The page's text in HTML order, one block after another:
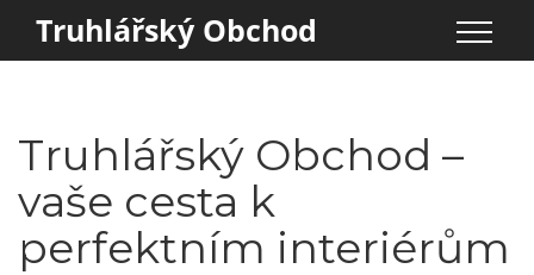
Truhlářský Obchod
Truhlářský Obchod –
vaše cesta k
perfektním interiérům